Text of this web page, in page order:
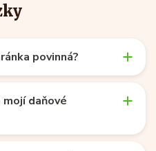
povinná?
mojí daňové